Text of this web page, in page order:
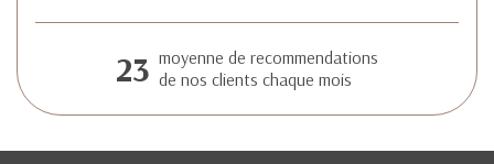
23 moyenne de recommendations
de nos clients chaque mois